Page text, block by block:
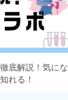
底解説！気にな
れる！